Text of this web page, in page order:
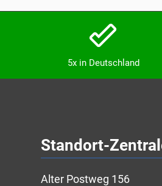
5x in Deutschland
Standort-
Alter Postweg 156